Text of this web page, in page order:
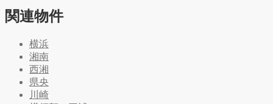
関連物件
横浜
湘南
西湘
県央
川崎